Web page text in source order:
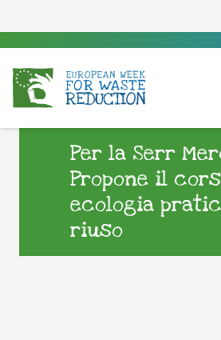
Per la Serr
Propone il
ecologia
riuso